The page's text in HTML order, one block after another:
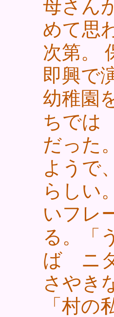
母さんが 「もいちど」 と歌うのを聞
めて思
次第。 保護者会の懇親会だったかと思うが、
即興で
幼稚園
ちでは 『またひらいて』 いる」 ということ
だった。 同じ 曲解（？）をする御仁も
ようで
らしい。 すべて子どもの頃の、たわい
いフレ
る。「
ば ニ
さやき
「村